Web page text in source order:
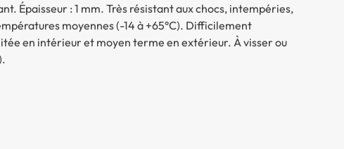
Épaisseur : 1 mm. Très résistant aux chocs, intempéries,
moyennes (-14 à +65°C). Difficilement
en intérieur et moyen terme en extérieur. À visser ou